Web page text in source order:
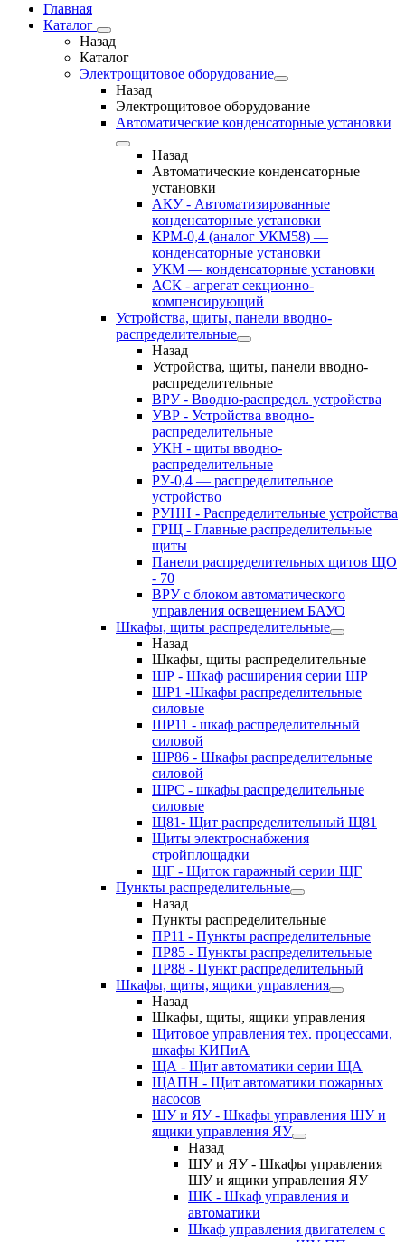
Главная
Каталог
Назад
Каталог
Электрощитовое оборудование
Назад
Электрощитовое оборудование
Автоматические конденсаторные установки
Назад
Автоматические конденсаторные
установки
АКУ - Автоматизированные
конденсаторные установки
КРМ-0,4 (аналог УКМ58) —
конденсаторные установки
УКМ — конденсаторные установки
АСК - агрегат секционно-
компенсирующий
Устройства, щиты, панели вводно-
распределительные
Назад
Устройства, щиты, панели вводно-
распределительные
ВРУ - Вводно-распредел. устройства
УВР - Устройства вводно-
распределительные
УКН - щиты вводно-
распределительные
РУ-0,4 — распределительное
устройство
РУНН - Распределительные устройства
ГРЩ - Главные распределительные
щиты
Панели распределительных щитов ЩО
- 70
ВРУ с блоком автоматического
управления освещением БАУО
Шкафы, щиты распределительные
Назад
Шкафы, щиты распределительные
ШР - Шкаф расширения серии ШР
ШР1 -Шкафы распределительные
силовые
ШР11 - шкаф распределительный
силовой
ШР86 - Шкафы распределительные
силовой
ШРС - шкафы распределительные
силовые
Щ81- Щит распределительный Щ81
Щиты электроснабжения
стройплощадки
ЩГ - Щиток гаражный серии ЩГ
Пункты распределительные
Назад
Пункты распределительные
ПР11 - Пункты распределительные
ПР85 - Пункты распределительные
ПР88 - Пункт распределительный
Шкафы, щиты, ящики управления
Назад
Шкафы, щиты, ящики управления
Щитовое управления тех. процессами,
шкафы КИПиА
ЩА - Щит автоматики серии ЩА
ЩАПН - Щит автоматики пожарных
насосов
ШУ и ЯУ - Шкафы управления ШУ и
ящики управления ЯУ
Назад
ШУ и ЯУ - Шкафы управления
ШУ и ящики управления ЯУ
ШК - Шкаф управления и
автоматики
Шкаф управления двигателем с